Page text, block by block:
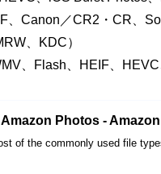
Canon／CR2・CR、
、KDC）
、Flash、HEIF、
Photos -
of the commonly used file